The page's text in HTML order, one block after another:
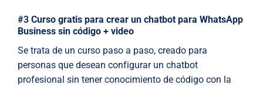
#3 Curso gratis para crear un chatbot para WhatsApp
Business sin código + video
Se trata de un curso paso a paso, creado para
personas que desean configurar un chatbot
profesional sin tener conocimiento de código con la